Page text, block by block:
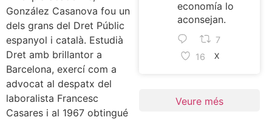
González Casanova fou un
dels grans del Dret Públic
espanyol i català. Estudià
Dret amb brillantor a
Barcelona, exercí com a
advocat al despatx del
laboralista Francesc
Casares i al 1967 obtingué
economía lo
aconsejan.
7
16
X
Veure més